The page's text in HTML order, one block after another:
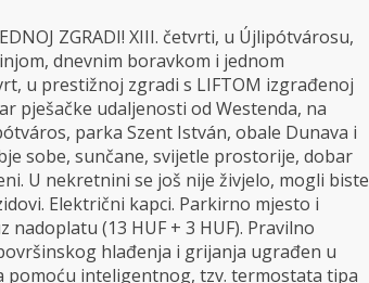
ZGRADI! XIII. četvrti, u Újlipótvárosu,
dnevnim boravkom i jednom
u prestižnoj zgradi s LIFTOM izgrađenoj
pješačke udaljenosti od Westenda, na
parka Szent István, obale Dunava i
sobe, sunčane, svijetle prostorije, dobar
U nekretnini se još nije živjelo, mogli biste
Električni kapci. Parkirno mjesto i
(13 HUF + 3 HUF). Pravilno
hlađenja i grijanja ugrađen u
inteligentnog, tzv. termostata tipa